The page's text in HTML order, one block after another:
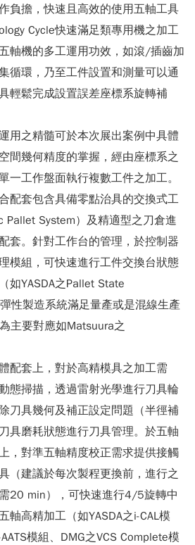
負擔，快速且高效的使用五軸工具
Cycle快速滿足類專用機之加工
軸機的多工運用功效，如滾/插齒加
循環，乃至工件設置和測量可以通
輕鬆完成設置誤差座標系旋轉補
用之精髓可於本次展出案例中具體
間幾何精度的掌握，經由座標系之
一工作盤面執行複數工件之加工。
配套包含具備零點治具的交換式工
Pallet System）及精適型之刀倉進
套。針對工作台的管理，於控制器
模組，可快速進行工件交換台狀態
如YASDA之Pallet State
性製造系統滿足量產或是混線生產
主要對應如Matsuura之
配套上，對於高精模具之加工需
態掃描，透過雷射光學進行刀具輪
刀具幾何及補正設定問題（半徑補
具磨耗狀態進行刀具管理。於五軸
，對準五軸精度校正需求提供接觸
（建議於每次製程更換前，進行之
20 min），可快速進行4/5旋轉中
軸高精加工（如YASDA之i-CAL模
模組、DMG之VCS Complete模